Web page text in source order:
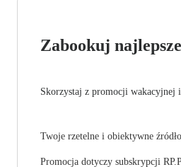
Zabookuj
Skorzystaj z promocji wakacyjnej
Twoje rzetelne i obiektywne
Promocja dotyczy subskrypcji